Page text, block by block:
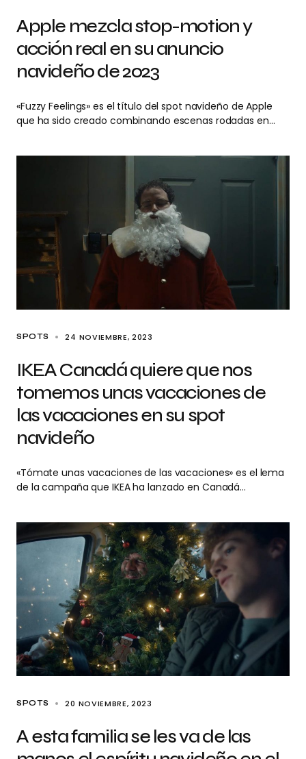
Apple mezcla stop-motion y
acción real en su anuncio
navideño de 2023
«Fuzzy Feelings» es el título del spot navideño de Apple
que ha sido creado combinando escenas rodadas en…
SPOTS 24 NOVIEMBRE, 2023
IKEA Canadá quiere que nos
tomemos unas vacaciones de
las vacaciones en su spot
navideño
«Tómate unas vacaciones de las vacaciones» es el lema
de la campaña que IKEA ha lanzado en Canadá…
SPOTS 20 NOVIEMBRE, 2023
A esta familia se les va de las